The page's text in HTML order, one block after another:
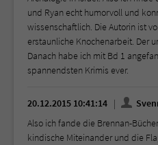
und Ryan echt humorvoll und
wissenschaftlich. Die Autorin ist
erstaunliche Knochenarbeit. Der
Danach habe ich mit Bd 1
spannendsten Krimis ever.
20.12.2015 10:41:14
Also ich fande die Brennan-
kindische Miteinander und die